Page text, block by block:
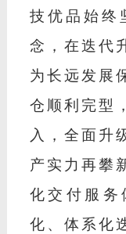
技优品始终
念，在迭代
为长远发展
仓顺利完型
入，全面升
产实力再攀
化交付服务
化、体系化